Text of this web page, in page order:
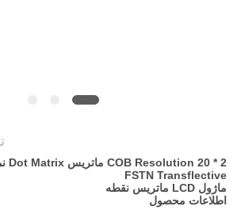
FSTN Transflective
ماژول LCD ماتریس نقطه
اطلاعات محصول